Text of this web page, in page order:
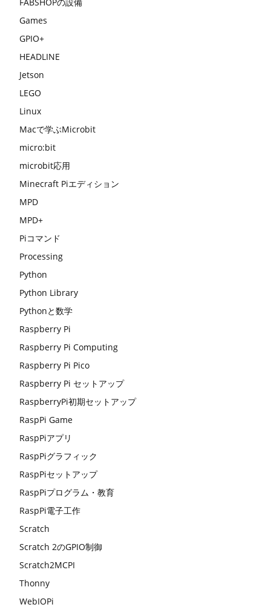
FABSHOPの設備
Games
GPIO+
HEADLINE
Jetson
LEGO
Linux
Macで学ぶMicrobit
micro:bit
microbit応用
Minecraft Piエディション
MPD
MPD+
Piコマンド
Processing
Python
Python Library
Pythonと数学
Raspberry Pi
Raspberry Pi Computing
Raspberry Pi Pico
Raspberry Pi セットアップ
RaspberryPi初期セットアップ
RaspPi Game
RaspPiアプリ
RaspPiグラフィック
RaspPiセットアップ
RaspPiプログラム・教育
RaspPi電子工作
Scratch
Scratch 2のGPIO制御
Scratch2MCPI
Thonny
WebIOPi